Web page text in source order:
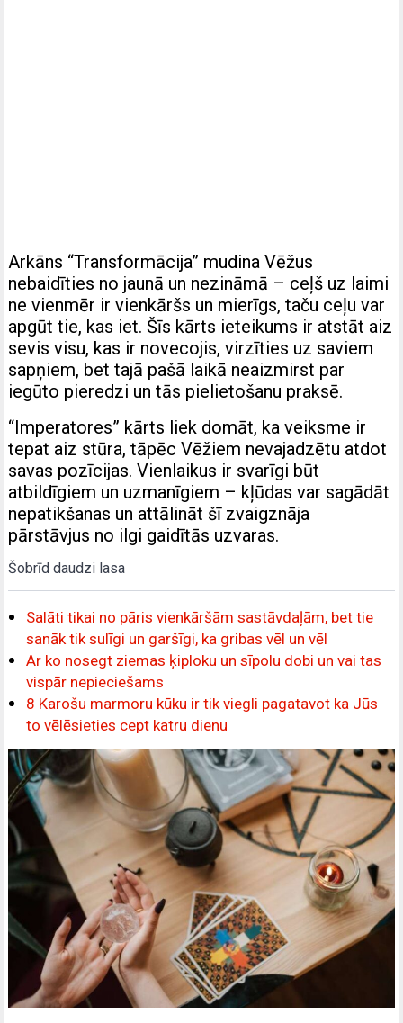
Arkāns “Transformācija” mudina Vēžus
nebaidīties no jaunā un nezināmā – ceļš uz laimi
ne vienmēr ir vienkāršs un mierīgs, taču ceļu var
apgūt tie, kas iet. Šīs kārts ieteikums ir atstāt aiz
sevis visu, kas ir novecojis, virzīties uz saviem
sapņiem, bet tajā pašā laikā neaizmirst par
iegūto pieredzi un tās pielietošanu praksē.
“Imperatores” kārts liek domāt, ka veiksme ir
tepat aiz stūra, tāpēc Vēžiem nevajadzētu atdot
savas pozīcijas. Vienlaikus ir svarīgi būt
atbildīgiem un uzmanīgiem – kļūdas var sagādāt
nepatikšanas un attālināt šī zvaigznāja
pārstāvjus no ilgi gaidītās uzvaras.
Šobrīd daudzi lasa
Salāti tikai no pāris vienkāršām sastāvdaļām, bet tie
sanāk tik sulīgi un garšīgi, ka gribas vēl un vēl
Ar ko nosegt ziemas ķiploku un sīpolu dobi un vai tas
vispār nepieciešams
8 Karošu marmoru kūku ir tik viegli pagatavot ka Jūs
to vēlēsieties cept katru dienu